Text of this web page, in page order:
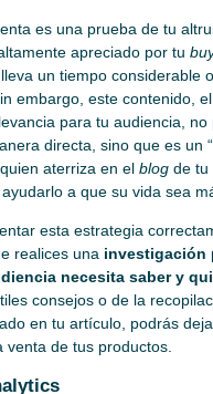
es una prueba de tu
apreciado por tu
lleva un tiempo considerable
embargo, este contenido,
para tu audiencia,
directa, sino que es un
aterriza en el blog de tu
a que su vida sea
esta estrategia
realices una investigación
necesita saber y
consejos o de la
en tu artículo, podrás
venta de tus productos.